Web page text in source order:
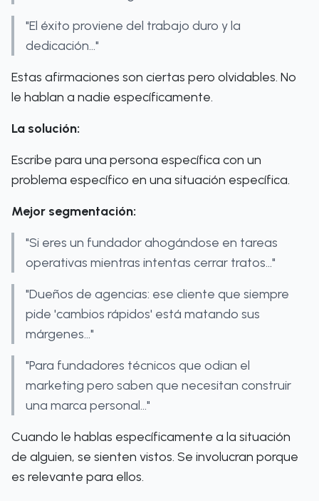
"El éxito proviene del trabajo duro y la
dedicación..."
Estas afirmaciones son ciertas pero olvidables. No
le hablan a nadie específicamente.
La solución:
Escribe para una persona específica con un
problema específico en una situación específica.
Mejor segmentación:
"Si eres un fundador ahogándose en tareas
operativas mientras intentas cerrar tratos..."
"Dueños de agencias: ese cliente que siempre
pide 'cambios rápidos' está matando sus
márgenes..."
"Para fundadores técnicos que odian el
marketing pero saben que necesitan construir
una marca personal..."
Cuando le hablas específicamente a la situación
de alguien, se sienten vistos. Se involucran porque
es relevante para ellos.